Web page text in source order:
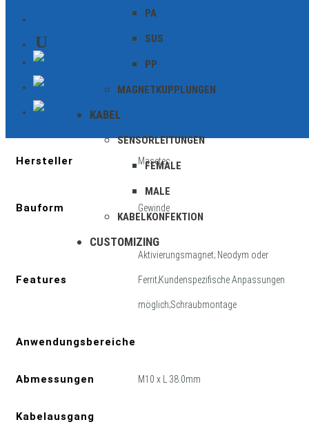
PA
SUS
PP
MAGNETKUPPLUNGEN
KABEL
SENSORLEITUNGEN
FEMALE
MALE
KABELKONFEKTION
CUSTOMIZING
Zusätzliche Informationen
Hersteller Masetec
Bauform Gewinde
Features
Aktivierungsmagnet; Neodym oder
Ferrit;Kundenspezifische Anpassungen
möglich;Schraubmontage
Anwendungsbereiche
Abmessungen M10 x L 38.0mm
Kabelausgang